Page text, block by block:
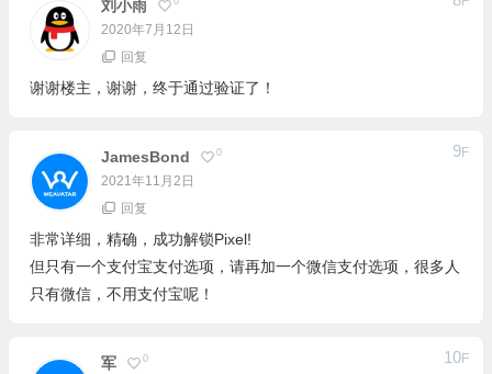
刘小雨
2020年7月12日
回复
谢谢楼主，谢谢，终于通过验证了！
JamesBond 0
2021年11月2日
9F
回复
非常详细，精确，成功解锁Pixel!
但只有一个支付宝支付选项，请再加一个微信支付选项，很多人
只有微信，不用支付宝呢！
军 0 10F